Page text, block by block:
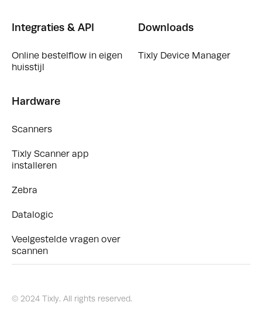
Integraties & API
Online bestelflow in eigen
huisstijl
Downloads
Tixly Device Manager
Hardware
Scanners
Tixly Scanner app
installeren
Zebra
Datalogic
Veelgestelde vragen over
scannen
© 2024 Tixly. All rights reserved.